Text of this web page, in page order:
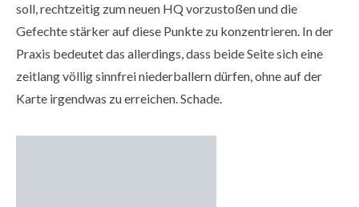
soll, rechtzeitig zum neuen HQ vorzustoßen und die
Gefechte stärker auf diese Punkte zu konzentrieren. In der
Praxis bedeutet das allerdings, dass beide Seite sich eine
zeitlang völlig sinnfrei niederballern dürfen, ohne auf der
Karte irgendwas zu erreichen. Schade.